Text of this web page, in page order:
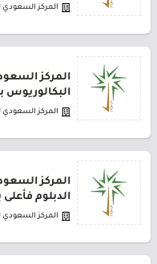
المركز السعودي
المركز
البكالوريوس
المركز السعودي
المركز
الدبلوم
المركز السعودي